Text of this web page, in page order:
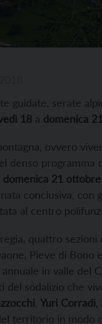
guidate, serate
18 a domenica 21
ovvero
denso programma
domenica 21
conclusiva, con
al centro
quattro
Pieve di Bono
in valle del
del sodalizio che
Yuri Corradi
territorio in modo